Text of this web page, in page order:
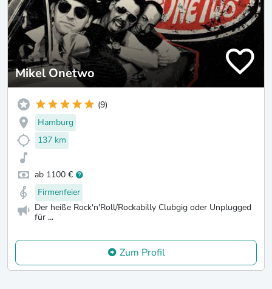
Mikel Onetwo
(9)
Hamburg
137 km
ab 1100 €
Firmenfeier
Der heiße Rock'n'Roll/Rockabilly Clubgig oder Unplugged
für ...
Zum Profil